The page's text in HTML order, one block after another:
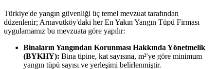
Türkiye'de yangın güvenliği üç temel mevzuat tarafından
düzenlenir; Arnavutköy'daki her En Yakın Yangın Tüpü Firması
uygulamamız bu mevzuata göre yapılır:
Binaların Yangından Korunması Hakkında Yönetmelik
(BYKHY): Bina tipine, kat sayısına, m²'ye göre minimum
yangın tüpü sayısı ve yerleşimi belirlenmiştir.